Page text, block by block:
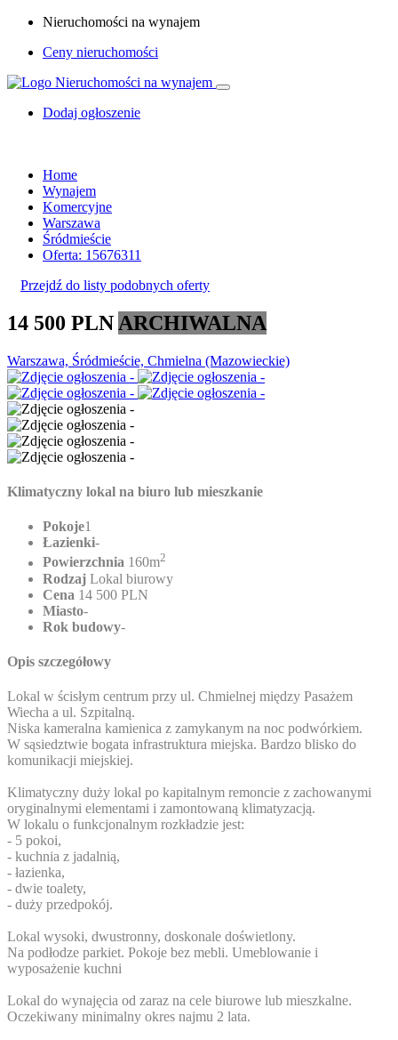
Nieruchomości na wynajem
Ceny nieruchomości
Dodaj ogłoszenie
Home
Wynajem
Komercyjne
Warszawa
Śródmieście
Oferta: 15676311
Przejdź do listy podobnych oferty
14 500 PLN ARCHIWALNA
Warszawa, Śródmieście, Chmielna (Mazowieckie)
Klimatyczny lokal na biuro lub mieszkanie
Pokoje1
Łazienki-
Powierzchnia 160m2
Rodzaj Lokal biurowy
Cena 14 500 PLN
Miasto-
Rok budowy-
Opis szczegółowy
Lokal w ścisłym centrum przy ul. Chmielnej między Pasażem
Wiecha a ul. Szpitalną.
Niska kameralna kamienica z zamykanym na noc podwórkiem.
W sąsiedztwie bogata infrastruktura miejska. Bardzo blisko do
komunikacji miejskiej.
Klimatyczny duży lokal po kapitalnym remoncie z zachowanymi
oryginalnymi elementami i zamontowaną klimatyzacją.
W lokalu o funkcjonalnym rozkładzie jest:
- 5 pokoi,
- kuchnia z jadalnią,
- łazienka,
- dwie toalety,
- duży przedpokój.
Lokal wysoki, dwustronny, doskonale doświetlony.
Na podłodze parkiet. Pokoje bez mebli. Umeblowanie i
wyposażenie kuchni
Lokal do wynajęcia od zaraz na cele biurowe lub mieszkalne.
Oczekiwany minimalny okres najmu 2 lata.